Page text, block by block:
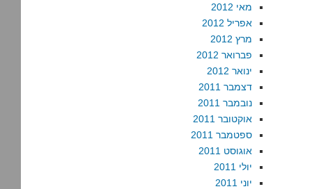
מאי 2012
אפריל 2012
מרץ 2012
פברואר 2012
ינואר 2012
דצמבר 2011
נובמבר 2011
אוקטובר 2011
ספטמבר 2011
אוגוסט 2011
יולי 2011
יוני 2011